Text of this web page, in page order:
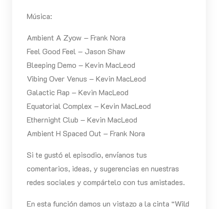
Música:
Ambient A Zyow – Frank Nora
Feel Good Feel – Jason Shaw
Bleeping Demo – Kevin MacLeod
Vibing Over Venus – Kevin MacLeod
Galactic Rap – Kevin MacLeod
Equatorial Complex – Kevin MacLeod
Ethernight Club – Kevin MacLeod
Ambient H Spaced Out – Frank Nora
Si te gustó el episodio, envíanos tus
comentarios, ideas, y sugerencias en nuestras
redes sociales y compártelo con tus amistades.
En esta función damos un vistazo a la cinta “Wild